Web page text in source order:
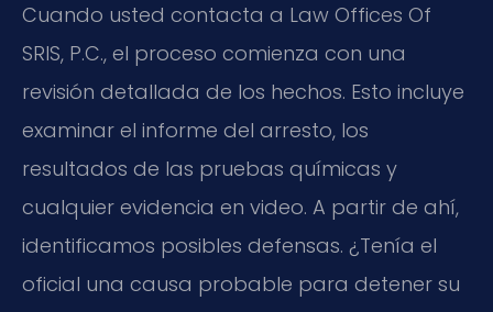
Cuando usted contacta a Law Offices Of
SRIS, P.C., el proceso comienza con una
revisión detallada de los hechos. Esto incluye
examinar el informe del arresto, los
resultados de las pruebas químicas y
cualquier evidencia en video. A partir de ahí,
identificamos posibles defensas. ¿Tenía el
oficial una causa probable para detener su